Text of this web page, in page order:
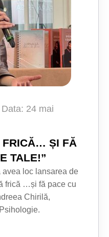
Data: 24 mai
FRICĂ… ȘI FĂ
TALE!”
avea loc lansarea de
frică …și fă pace cu
Chirilă,